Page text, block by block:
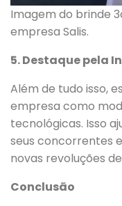
Imagem do brinde
empresa Salis.
5. Destaque pela
Além de tudo isso,
empresa como
tecnológicas. Isso
seus concorrentes
novas revoluções
Conclusão